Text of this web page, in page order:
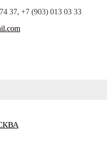
37, +7 (903) 013 03 33